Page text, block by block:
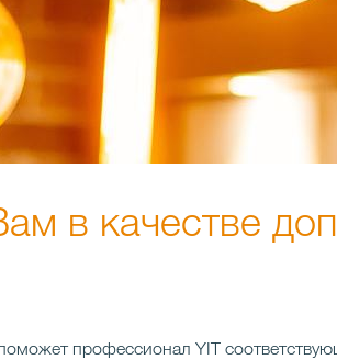
в качестве
профессионал YIT